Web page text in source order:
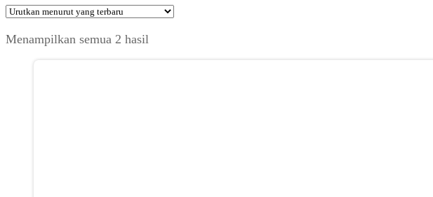
Menampilkan semua 2 hasil